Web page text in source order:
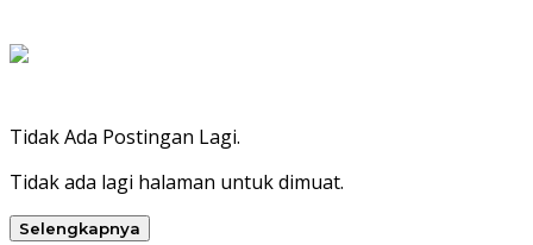
Tidak Ada Postingan Lagi.
Tidak ada lagi halaman untuk dimuat.
Selengkapnya